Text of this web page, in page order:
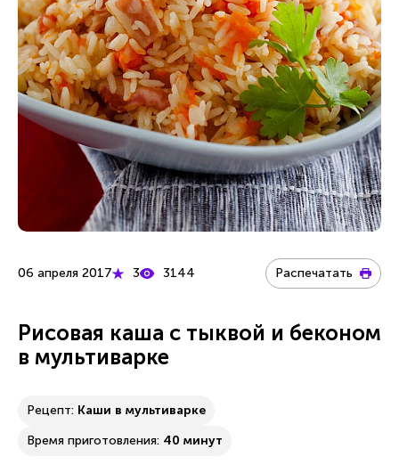
06 апреля 2017 3 3144 Распечатать
Рисовая каша с тыквой и беконом
в мультиварке
Рецепт: Каши в мультиварке
Время приготовления: 40 минут